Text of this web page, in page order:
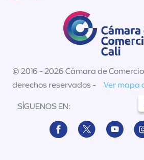
© 2016 - 2026 Cámara de
derechos reservados -
Ver mapa
SÍGUENOS EN: